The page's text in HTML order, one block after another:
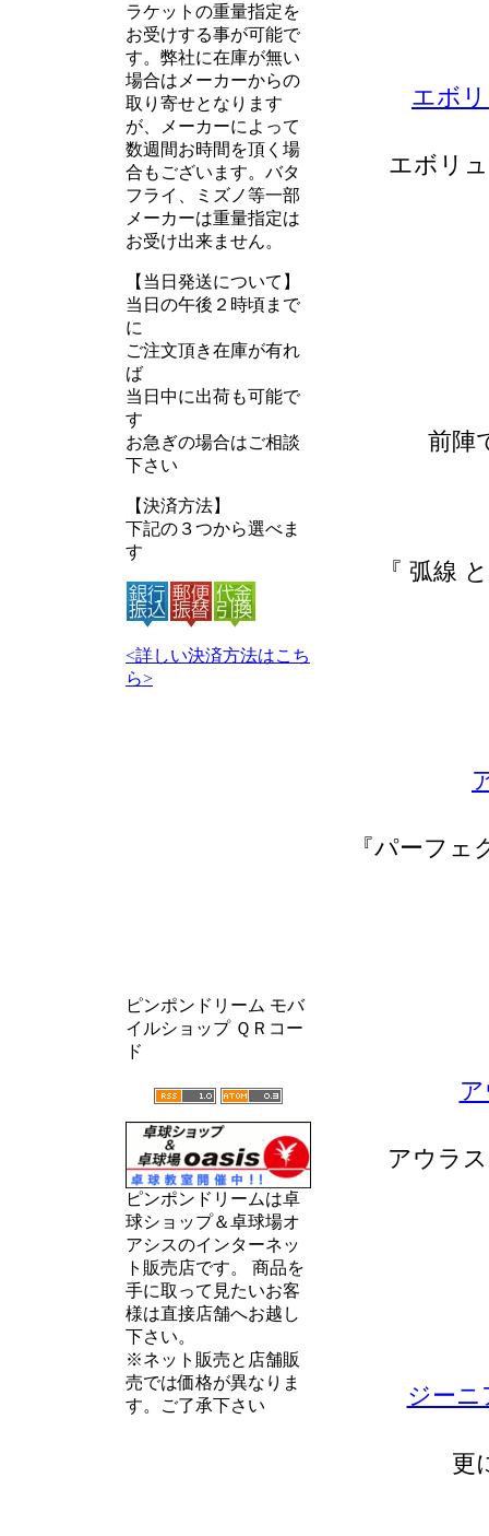
ラケットの重量指定を
お受けする事が可能で
す。弊社に在庫が無い
場合はメーカーからの
取り寄せとなります
が、メーカーによって
数週間お時間を頂く場
合もございます。バタ
フライ、ミズノ等一部
メーカーは重量指定は
お受け出来ません。
【当日発送について】
当日の午後２時頃まで
に
ご注文頂き在庫が有れ
ば
当日中に出荷も可能で
す
お急ぎの場合はご相談
下さい
【決済方法】
下記の３つから選べま
す
<詳しい決済方法はこち
ら>
ピンポンドリーム モバ
イルショップ ＱＲコー
ド
ピンポンドリームは卓
球ショップ＆卓球場オ
アシスのインターネッ
ト販売店です。 商品を
手に取って見たいお客
様は直接店舗へお越し
下さい。
※ネット販売と店舗販
売では価格が異なりま
す。ご了承下さい
エボ
エボリ
前陣
『 弧線
『パーフ
アウラ
ジー
更